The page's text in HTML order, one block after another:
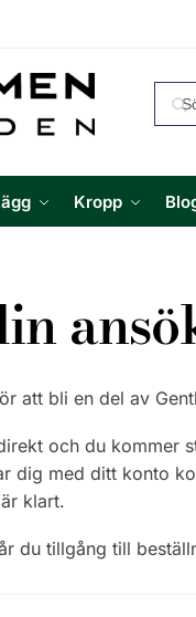
Kropp
att bli en del av
och du kommer
dig med ditt konto
klart.
du tillgång till